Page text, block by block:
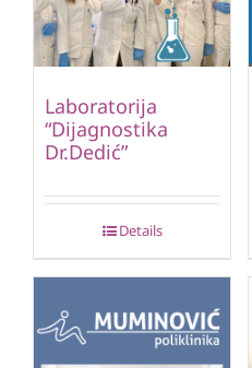
Laboratorija
“Dijagnostika
Dr.Dedić”
Details